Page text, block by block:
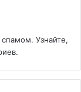
спамом. Узнайте,
.